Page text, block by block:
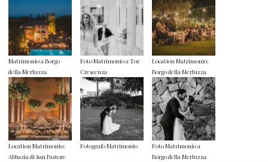
Matrimonio a Borgo
della Merluzza
Foto Matrimonio a Tor
Crescenza
Location Matrimonio:
Borgo della Merluzza
Location Matrimonio:
Abbazia di San Pastore
Fotografo Matrimonio
Foto Matrimonio a
Borgo della Merluzza